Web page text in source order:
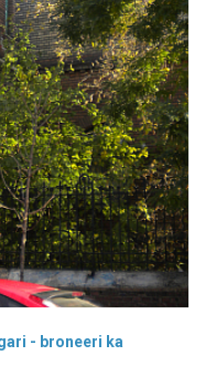
- broneeri ka